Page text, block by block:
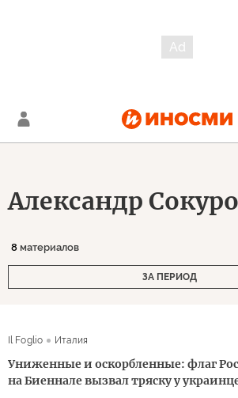
Александр
8 материалов
ЗА ПЕРИОД
Il Foglio Италия
Униженные и оскорбленные: флаг
на Биеннале вызвал тряску у